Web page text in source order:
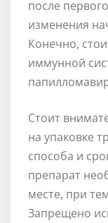
после
изменения
Конечно,
иммунной
Стоит
на упаковке
способа и
препарат
месте, при
Запрещено